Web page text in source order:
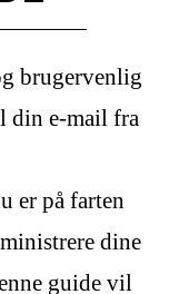
brugervenlig
din e-mail fra
er på farten
dine
guide vil